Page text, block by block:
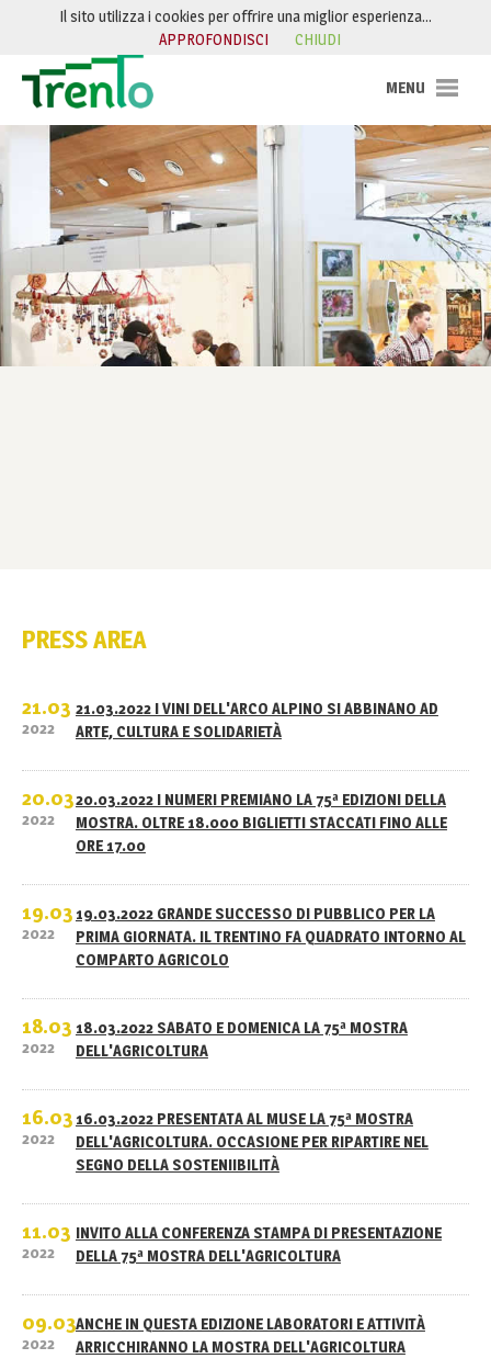
Salta al contenuto
PRESS AREA
21.03
2022
21.03.2022 I VINI DELL'ARCO ALPINO SI ABBINANO AD
ARTE, CULTURA E SOLIDARIETÀ
20.03
2022
20.03.2022 I NUMERI PREMIANO LA 75ª EDIZIONI DELLA
MOSTRA. OLTRE 18.000 BIGLIETTI STACCATI FINO ALLE
ORE 17.00
19.03
2022
19.03.2022 GRANDE SUCCESSO DI PUBBLICO PER LA
PRIMA GIORNATA. IL TRENTINO FA QUADRATO INTORNO AL
COMPARTO AGRICOLO
18.03
2022
18.03.2022 SABATO E DOMENICA LA 75ª MOSTRA
DELL'AGRICOLTURA
16.03
2022
16.03.2022 PRESENTATA AL MUSE LA 75ª MOSTRA
DELL'AGRICOLTURA. OCCASIONE PER RIPARTIRE NEL
SEGNO DELLA SOSTENIIBILITÀ
11.03
2022
INVITO ALLA CONFERENZA STAMPA DI PRESENTAZIONE
DELLA 75ª MOSTRA DELL'AGRICOLTURA
09.03
2022
ANCHE IN QUESTA EDIZIONE LABORATORI E ATTIVITÀ
ARRICCHIRANNO LA MOSTRA DELL'AGRICOLTURA
Il sito utilizza i cookies per offrire una miglior esperienza…
APPROFONDISCI
CHIUDI